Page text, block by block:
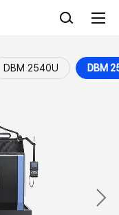
전
뉴
DBM 2540U DBM